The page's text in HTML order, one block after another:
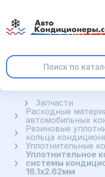
ГлавнаяЗапчасти
Расходные
автомобильных
Резиновые
кольца
Уплотнительные
Уплотнительное
системы
16.1x2.62мм